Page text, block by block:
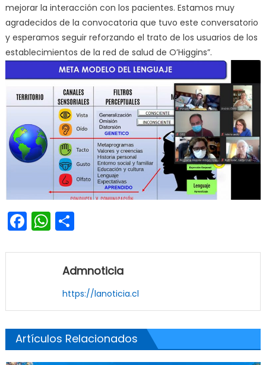
mejorar la interacción con los pacientes. Estamos muy
agradecidos de la convocatoria que tuvo este conversatorio
y esperamos seguir reforzando el trato de los usuarios de los
establecimientos de la red de salud de O’Higgins”.
Facebook
WhatsApp
Share
Admnoticia
https://lanoticia.cl
Artículos Relacionados